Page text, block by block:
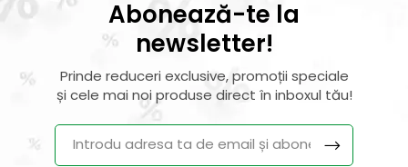
Abonează-te la
newsletter!
Prinde reduceri exclusive, promoții speciale
și cele mai noi produse direct în inboxul tău!